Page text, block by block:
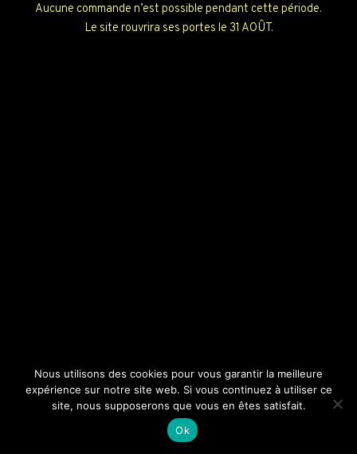
Aucune commande n’est possible pendant cette période.
Le site rouvrira ses portes le 31 AOÛT.
Nous utilisons des cookies pour vous garantir la meilleure
expérience sur notre site web. Si vous continuez à utiliser ce
site, nous supposerons que vous en êtes satisfait.
Ok